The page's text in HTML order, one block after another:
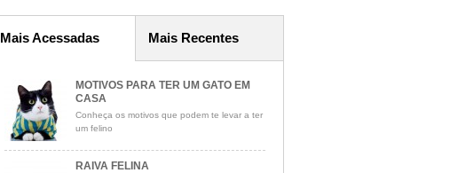
Mais Acessadas Mais Recentes
MOTIVOS PARA TER UM GATO EM
CASA
Conheça os motivos que podem te levar a ter
um felino
RAIVA FELINA